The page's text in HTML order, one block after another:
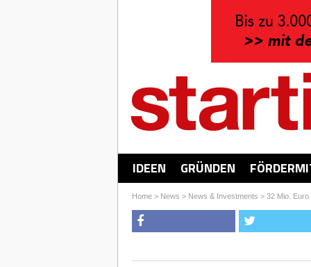
IDEEN GRÜNDEN
Home> News > News & Investments > 32 Mio.